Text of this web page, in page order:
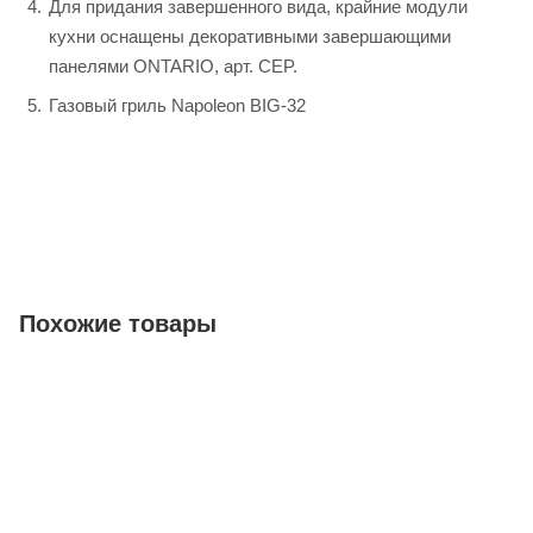
Для придания завершенного вида, крайние модули
кухни оснащены декоративными завершающими
панелями ONTARIO, арт. CEP.
Газовый гриль Napoleon BIG-32
Похожие товары